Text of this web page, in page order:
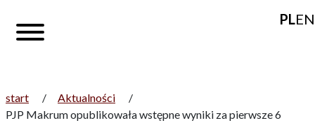
PLEN
start / Aktualności
/
PJP Makrum opublikowała wstępne wyniki za pierwsze 6